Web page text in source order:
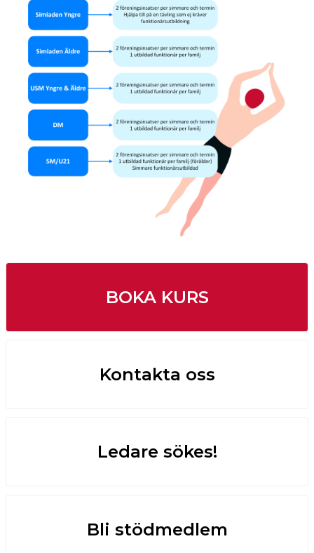
BOKA KURS
Kontakta oss
Ledare sökes!
Bli stödmedlem